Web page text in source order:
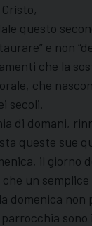
questo
e non
che la
che
secoli.
di domani,
queste sue
il giorno
un
domenica